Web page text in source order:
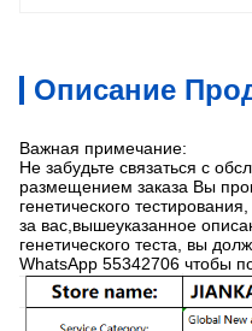
Описание
Важная примечание:
Не забудьте связаться с
размещением заказа Вы
генетического
за вас,вышеуказанное
генетического теста, вы
WhatsApp 55342706 чтобы